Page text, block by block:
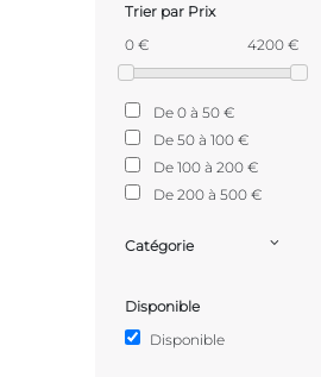
Trier par Prix
0 €
4200 €
De 0 à 50 €
De 50 à 100 €
De 100 à 200 €
De 200 à 500 €
Catégorie
Disponible
Disponible